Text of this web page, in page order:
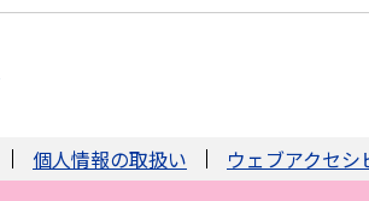
個人情報の取扱い ウェブアクセシ